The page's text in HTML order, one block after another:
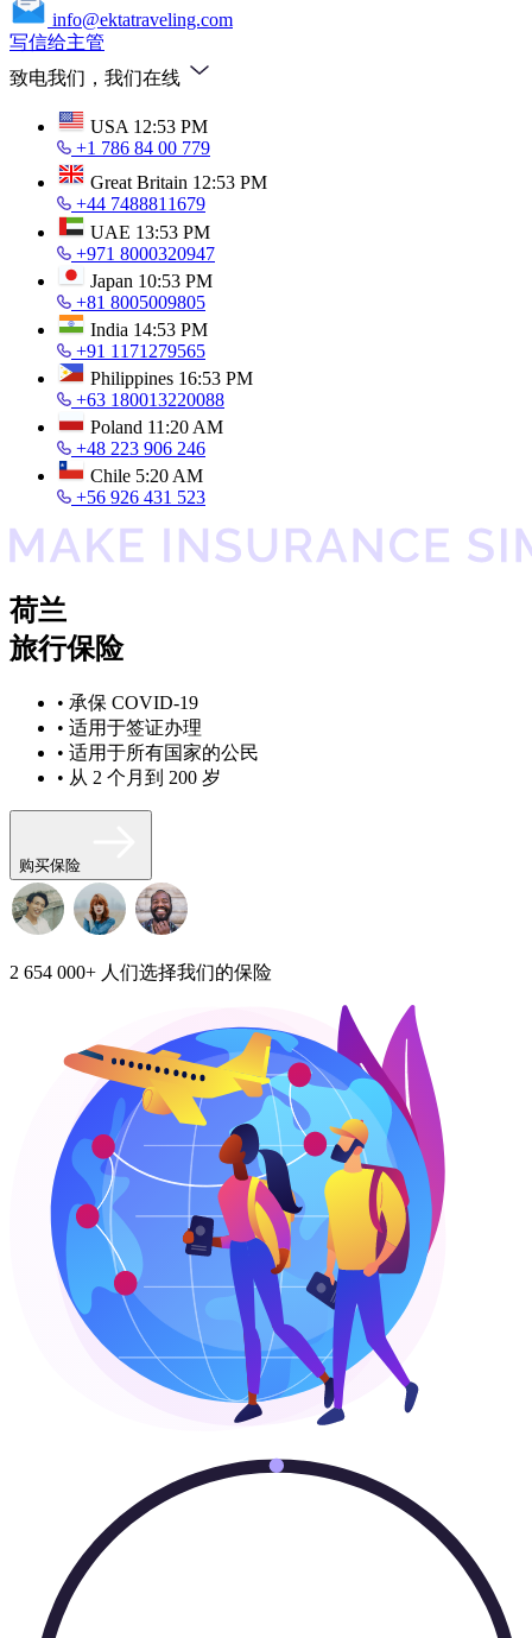
info@ektatraveling.com
写信给主管
致电我们，我们在线
USA 12:53 PM
+1 786 84 00 779
Great Britain 12:53 PM
+44 7488811679
UAE 13:53 PM
+971 8000320947
Japan 10:53 PM
+81 8005009805
India 14:53 PM
+91 1171279565
Philippines 16:53 PM
+63 180013220088
Poland 11:20 AM
+48 223 906 246
Chile 5:20 AM
+56 926 431 523
荷兰
旅行保险
• 承保 COVID-19
• 适用于签证办理
• 适用于所有国家的公民
• 从 2 个月到 200 岁
购买保险
2 654 000+ 人们选择我们的保险